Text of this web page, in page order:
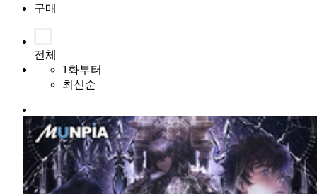
구매
전체
1화부터
최신순